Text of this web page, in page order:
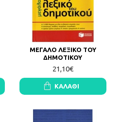
ΜΕΓΑΛΟ ΛΕΞΙΚΟ ΤΟΥ
ΔΗΜΟΤΙΚΟΥ
21,10€
ΚΑΛΆΘΙ